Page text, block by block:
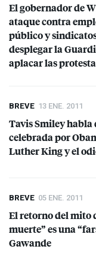
El gobernador de
ataque contra
público y
desplegar la
aplacar las
BREVE 13 ENE. 2011
Tavis Smiley habla
celebrada por
Luther King y el
BREVE 05 ENE. 2011
El retorno del mito
muerte” es una
Gawande